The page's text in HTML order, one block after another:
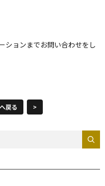
ションまでお問い合わせをし
戻る >